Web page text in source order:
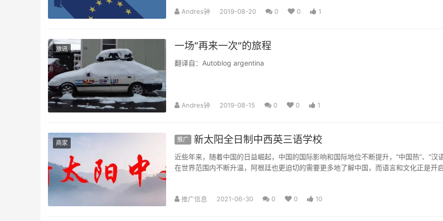
Andres钟 2019-08-20 0 0 1
旅讯 一场“再来一次”的旅程
翻译自：Autoblog argentina
Andres钟 2019-08-15 0 0 1
商家 推广 新太阳全日制中西英三语学校
近些年来，随着中国的日益崛起，中国的国际影响和国际地位不断提升，“中国热”、“汉
在世界范围内不断升温，阿根廷也更迫切的需要更多地了解中国，而语言和文化正是开
推广信息 2021-06-30 0 0 10